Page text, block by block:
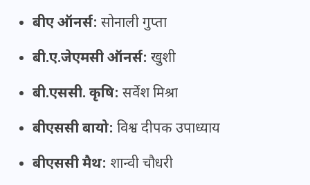
बीए ऑनर्स: सोनाली गुप्ता
बी.ए.जेएमसी ऑनर्स: खुशी
बी.एससी. कृषि: सर्वेश मिश्रा
बीएससी बायो: विश्व दीपक उपाध्याय
बीएससी मैथ: शान्वी चौधरी